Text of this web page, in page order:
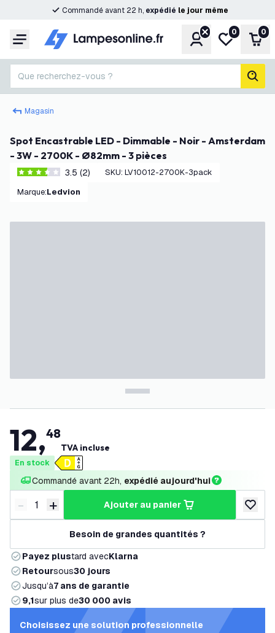
Commandé avant 22 h, expédié le jour même
Menu CompteMa liste de
0 0
Que recherchez-vous ?
Magasin
Spot Encastrable LED - Dimmable - Noir - Amsterdam
- 3W - 2700K - Ø82mm - 3 pièces
3.5 étoiles de notation
3.5 (2) SKU: LV10012-2700K-3pack
Marque: Ledvion
12,48
TVA incluse
En stock
Commandé avant 22h, expédié aujourd'hui
Diminuer la quantité
- Augmenter la quantité
+ ajouter au panier
Besoin de grandes quantités ?
Payez plustard avecKlarna
Retoursous30 jours
Jusqu’à7 ans de garantie
9,1sur plus de30 000 avis
Choisissez une solution professionnelle